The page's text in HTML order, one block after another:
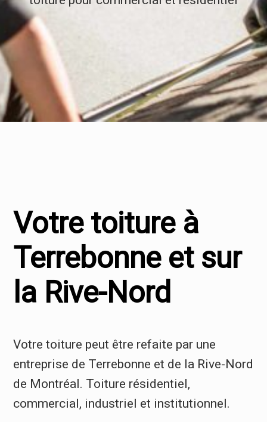
Votre toiture à
Terrebonne et sur
la Rive-Nord
Votre toiture peut être refaite par une
entreprise de Terrebonne et de la Rive-Nord
de Montréal. Toiture résidentiel,
commercial, industriel et institutionnel.